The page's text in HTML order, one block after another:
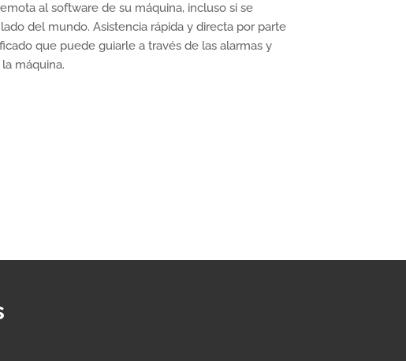
al software de su máquina, incluso si se
del mundo. Asistencia rápida y directa por parte
que puede guiarle a través de las alarmas y
máquina.